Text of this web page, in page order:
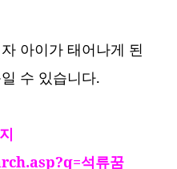
아이가 태어나게 된
수 있습니다.
석류꿈